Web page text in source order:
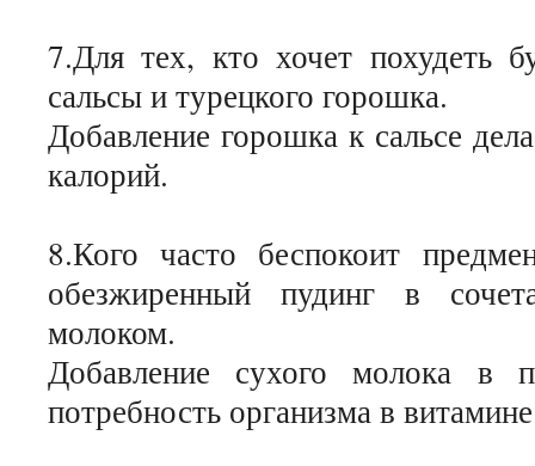
7.Для тех, кто хочет похудеть
сальсы и турецкого горошка.
Добавление горошка к сальсе
калорий.
8.Кого часто беспокоит
обезжиренный пудинг в
молоком.
Добавление сухого молока в
потребность организма в